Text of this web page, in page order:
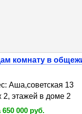
комнату в
Аша,советская 13
2, этажей в доме 2
650 000 руб.